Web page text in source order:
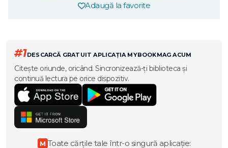
Adaugă la favorite
#1DESCARCĂ GRATUIT APLICAȚIA MYBOOKMAG ACUM
Citește oriunde, oricând. Sincronizează-ți biblioteca și
continuă lectura pe orice dispozitiv.
M Toate cărțile tale într-o singură aplicație: